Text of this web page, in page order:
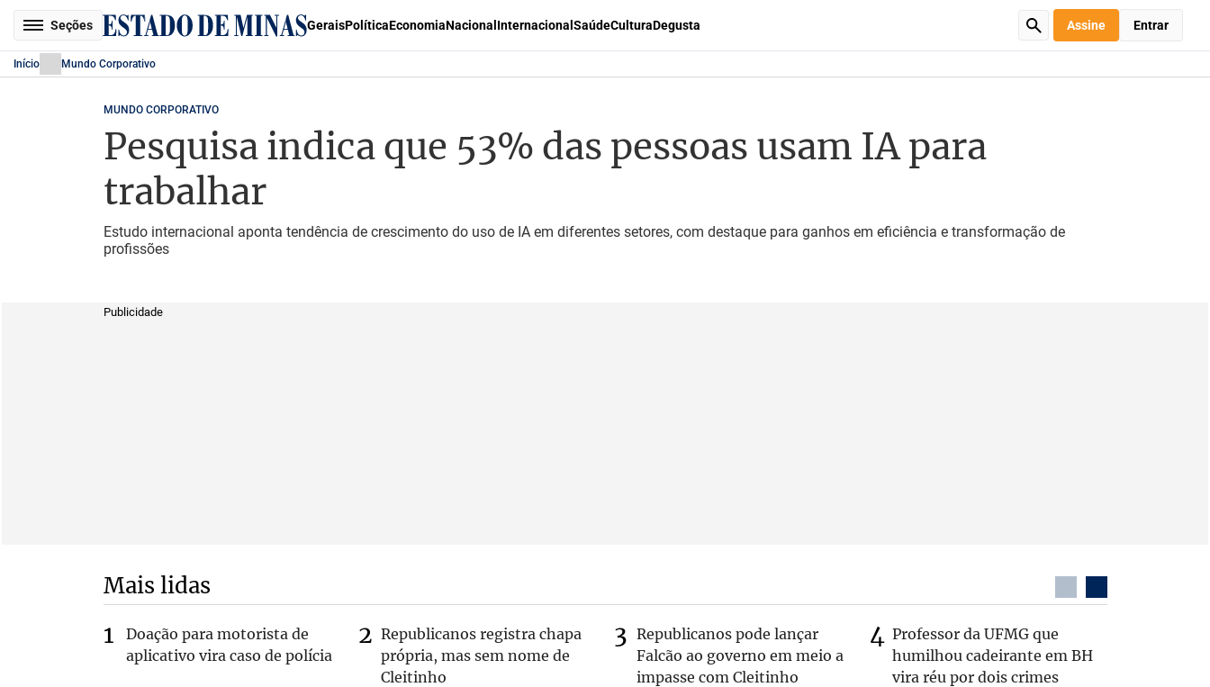
Seções GeraisPolíticaEconomiaNacional Internacional SaúdeCulturaDegusta Assine Entrar
Início Mundo Corporativo
MUNDO CORPORATIVO
Pesquisa indica que 53% das pessoas usam IA para
trabalhar
Estudo internacional aponta tendência de crescimento do uso de IA em diferentes setores, com destaque para ganhos em eficiência e transformação de
profissões
Publicidade
Mais lidas
Doação para motorista de
aplicativo vira caso de polícia
Republicanos registra chapa
própria, mas sem nome de
Cleitinho
Republicanos pode lançar
Falcão ao governo em meio a
impasse com Cleitinho
Professor da UFMG que
humilhou cadeirante em BH
vira réu por dois crimes